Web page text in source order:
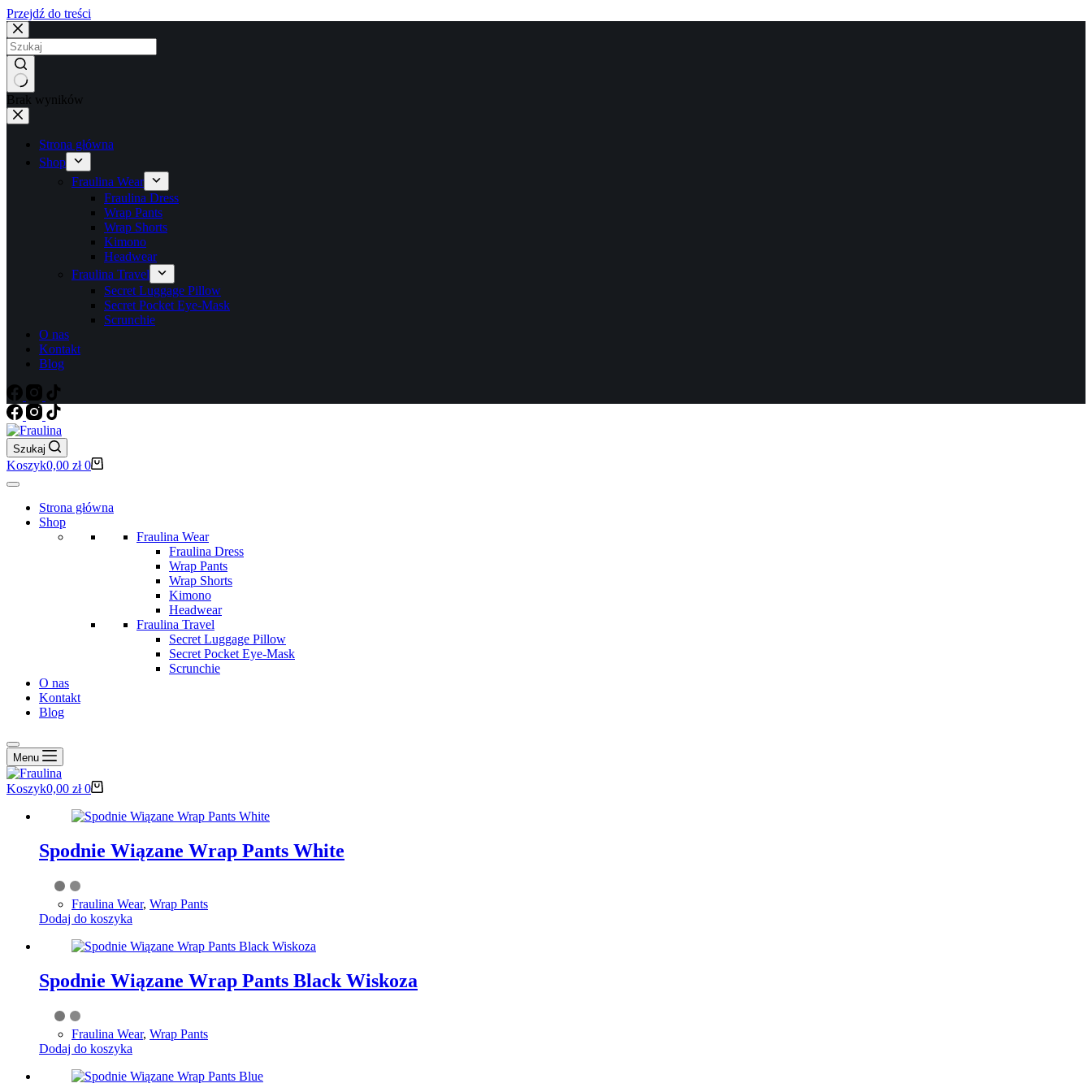
Przejdź do treści
Brak wyników
Strona główna
Shop
Fraulina Wear
Fraulina Dress
Wrap Pants
Wrap Shorts
Kimono
Headwear
Fraulina Travel
Secret Luggage Pillow
Secret Pocket Eye-Mask
Scrunchie
O nas
Kontakt
Blog
Szukaj
Koszyk0,00 zł 0
Strona główna
Shop
Fraulina Wear
Fraulina Dress
Wrap Pants
Wrap Shorts
Kimono
Headwear
Fraulina Travel
Secret Luggage Pillow
Secret Pocket Eye-Mask
Scrunchie
O nas
Kontakt
Blog
Menu
Koszyk0,00 zł 0
Spodnie Wiązane Wrap Pants White
Fraulina Wear, Wrap Pants
Dodaj do koszyka
Spodnie Wiązane Wrap Pants Black Wiskoza
Fraulina Wear, Wrap Pants
Dodaj do koszyka